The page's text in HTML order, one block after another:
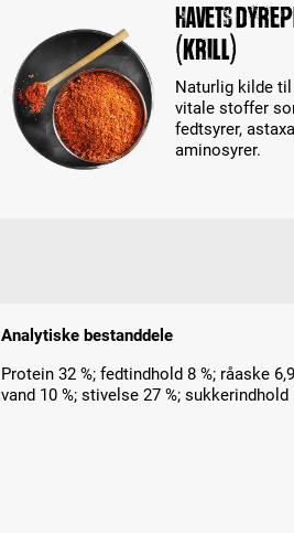
Havets
(krill)
Naturlig kilde
vitale stoffer
fedtsyrer,
aminosyrer.
Analytiske bestanddele
Protein 32 %; fedtindhold 8 %; råaske
vand 10 %; stivelse 27 %; sukkerindhold